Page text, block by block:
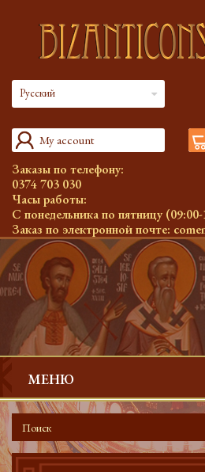
Русский
My account
Заказы по телефону:
0374 703 030
Часы работы:
С понедельника по пятницу
Заказ по электронной почте:
МЕНЮ